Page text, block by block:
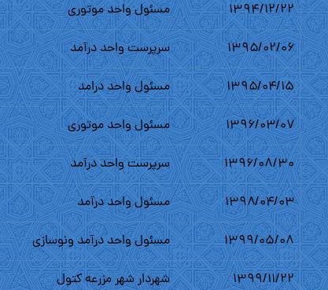
۱۳۹۴/۱۲/۲۲ مسئول واحد موتورى
۱۳۹۵/۰۲/۰۶ سرپرست واحد درآمد
۱۳۹۵/۰۴/۱۵ مسئول واحد درامد
۱۳۹۶/۰۳/۰۷ مسئول واحد موتورى
۱۳۹۶/۰۸/۳۰ سرپرست واحد درآمد
۱۳۹۸/۰۴/۰۳ مسئول واحد درآمد
۱۳۹۹/۰۵/۰۸ مسئول واحد درآمد ونوسازى
۱۳۹۹/۱۱/۲۲ شهردار شهر مزرعه کتول